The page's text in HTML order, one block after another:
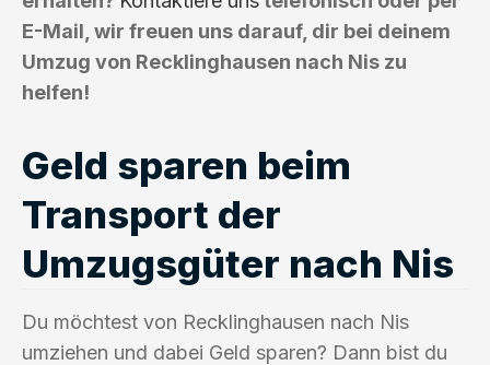
E-Mail, wir freuen uns darauf, dir bei deinem
Umzug von Recklinghausen nach Nis zu
helfen!
Geld sparen beim
Transport der
Umzugsgüter nach Nis
Du möchtest von Recklinghausen nach Nis
umziehen und dabei Geld sparen? Dann bist du